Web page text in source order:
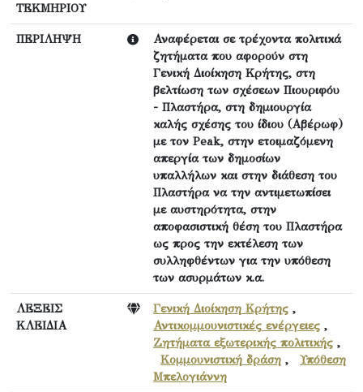
ΤΕΚΜΗΡΙΟΥ
ΠΕΡΙΛΗΨΗ
Αναφέρεται σε τρέχοντα πολιτικά
ζητήματα που αφορούν στη
Γενική Διοίκηση Κρήτης, στη
βελτίωση των σχέσεων Πιουριφόυ
- Πλαστήρα, στη δημιουργία
καλής σχέσης του ίδιου (Αβέρωφ)
με τον Peak, στην ετοιμαζόμενη
απεργία των δημοσίων
υπαλλήλων και στην διάθεση του
Πλαστήρα να την αντιμετωπίσει
με αυστηρότητα, στην
αποφασιστική θέση του Πλαστήρα
ως προς την εκτέλεση των
συλληφθέντων για την υπόθεση
των ασυρμάτων κ.α.
ΛΕΞΕΙΣ
ΚΛΕΙΔΙΑ
Γενική Διοίκηση Κρήτης ,
Αντικομμουνιστικές ενέργειες ,
Ζητήματα εξωτερικής πολιτικής ,
Κομμουνιστική δράση , Υπόθεση
Μπελογιάννη